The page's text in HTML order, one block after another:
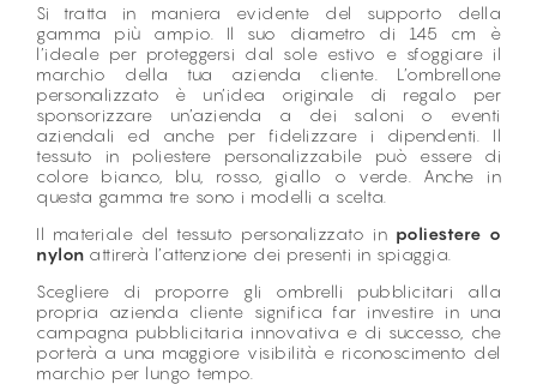
Si tratta in maniera evidente del supporto della
gamma più ampio. Il suo diametro di 145 cm è
l’ideale per proteggersi dal sole estivo e sfoggiare il
marchio della tua azienda cliente. L’ombrellone
personalizzato è un’idea originale di regalo per
sponsorizzare un’azienda a dei saloni o eventi
aziendali ed anche per fidelizzare i dipendenti. Il
tessuto in poliestere personalizzabile può essere di
colore bianco, blu, rosso, giallo o verde. Anche in
questa gamma tre sono i modelli a scelta.
Il materiale del tessuto personalizzato in poliestere o
nylon attirerà l’attenzione dei presenti in spiaggia.
Scegliere di proporre gli ombrelli pubblicitari alla
propria azienda cliente significa far investire in una
campagna pubblicitaria innovativa e di successo, che
porterà a una maggiore visibilità e riconoscimento del
marchio per lungo tempo.